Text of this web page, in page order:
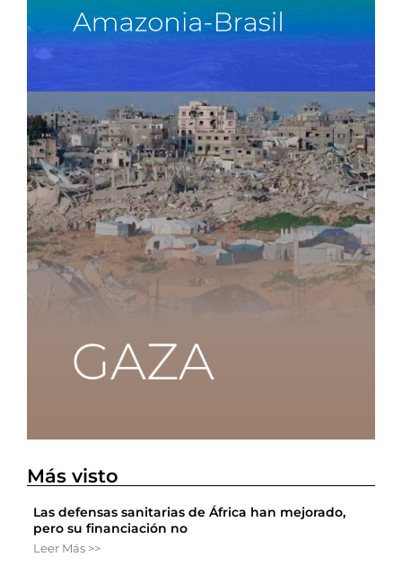
Más visto
Las defensas sanitarias de África han mejorado,
pero su financiación no
Leer Más >>